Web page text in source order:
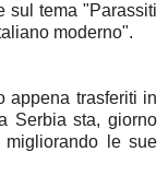
sul tema "Parassiti
moderno".
appena trasferiti in
Serbia sta, giorno
le sue